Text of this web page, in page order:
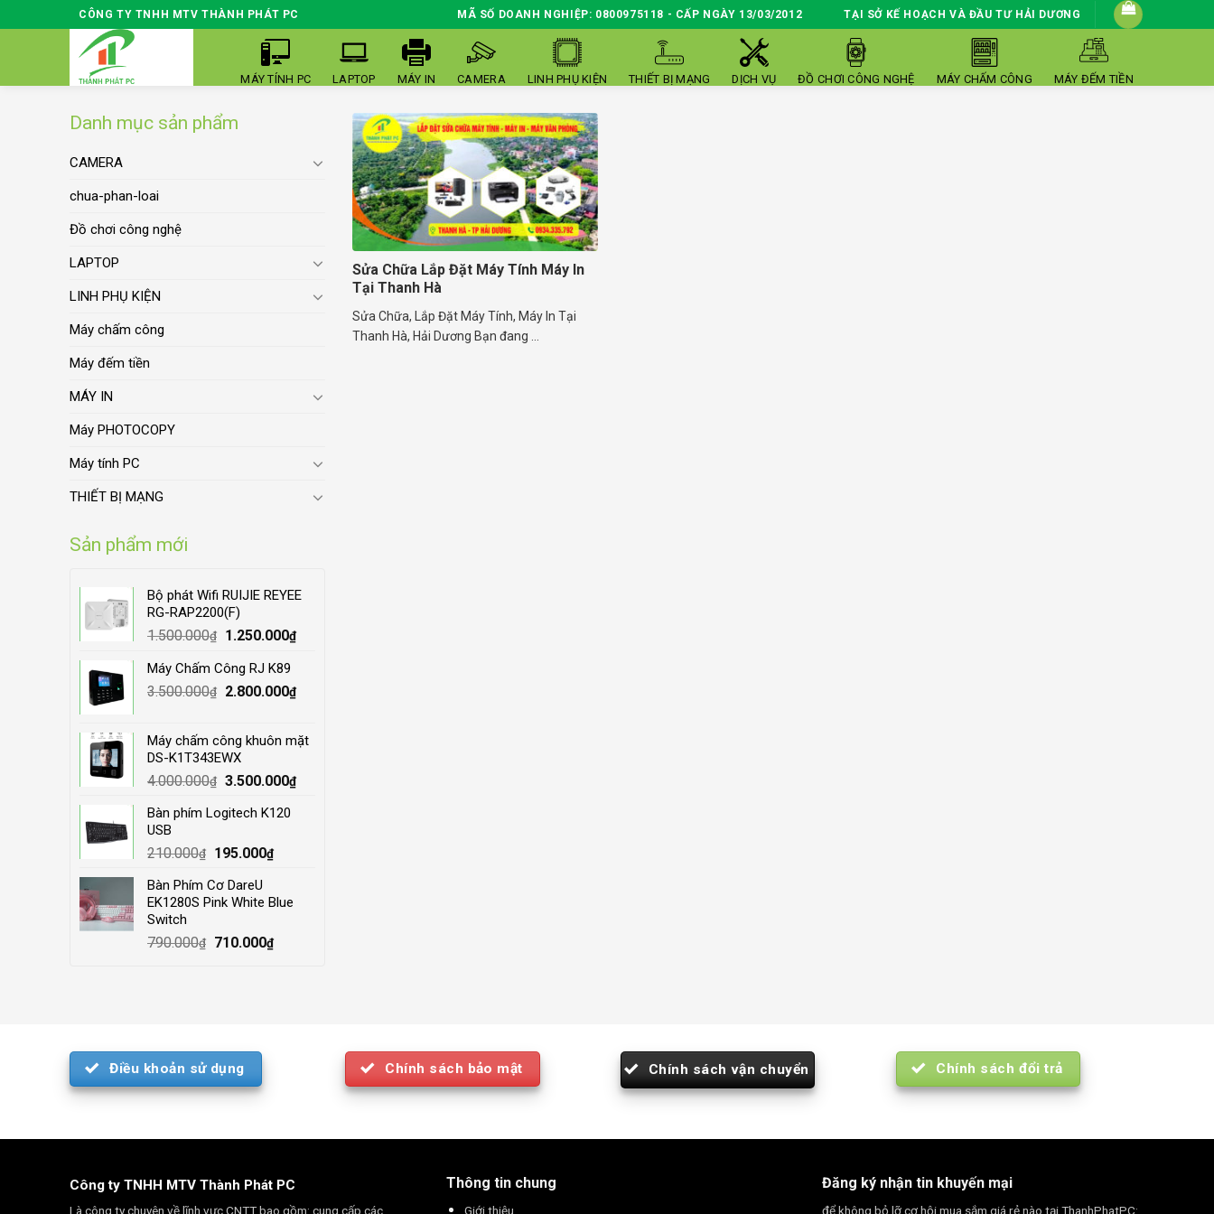
to
CÔNG TY TNHH MTV THÀNH PHÁT PC MÃ SỐ DOANH NGHIỆP: 0800975118 - CẤP NGÀY 13/03/2012 TẠI SỞ KẾ HOẠCH VÀ ĐẦU TƯ HẢI DƯƠNG
MÁY TÍNH PC LAPTOP MÁY IN CAMERA LINH PHỤ KIỆN THIẾT BỊ MẠNG DỊCH VỤ ĐỒ CHƠI CÔNG NGHỆ MÁY CHẤM CÔNG MÁY ĐẾM TIỀN
Danh mục sản phẩm
CAMERA
chua-phan-loai
Đồ chơi công nghệ
LAPTOP
LINH PHỤ KIỆN
Máy chấm công
Máy đếm tiền
MÁY IN
Máy PHOTOCOPY
Máy tính PC
THIẾT BỊ MẠNG
Sản phẩm mới
Bộ phát Wifi RUIJIE REYEE
RG-RAP2200(F)
1.500.000₫
Original
was:
1.500.000₫.
1.250.000₫Current
1.250.000₫.
Máy Chấm Công RJ K89
3.500.000₫
Original
3.500.000₫.
2.800.000₫Current
2.800.000₫.
Máy chấm công khuôn mặt
DS-K1T343EWX
4.000.000₫ Original
was:
3.500.000₫Current
Bàn phím Logitech K120
USB
210.000₫
Original
was:
210.000₫.
195.000₫Current
195.000₫.
Bàn Phím Cơ DareU
EK1280S Pink White Blue
Switch
790.000₫
Original
710.000₫Current
Sửa Chữa Lắp Đặt Máy Tính Máy In
Tại Thanh Hà
Sửa Chữa, Lắp Đặt Máy Tính, Máy In Tại
Thanh Hà, Hải Dương Bạn đang ...
Điều khoản sử dụng Chính sách bảo mật Chính sách vận chuyển Chính sách đổi trả
Công ty TNHH MTV Thành Phát PC
Là công ty chuyên về lĩnh vực CNTT bao gồm: cung cấp các
Thông tin chung
Giới thiệu
Đăng ký nhận tin khuyến mại
để không bỏ lỡ cơ hội mua sắm giá rẻ nào tại ThanhPhatPC: